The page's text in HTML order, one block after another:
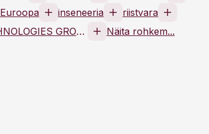
Euroopa inseneeria
riistvara
SKELETON TECHNOLOGIES GROUP OÜ
Näita rohkem...